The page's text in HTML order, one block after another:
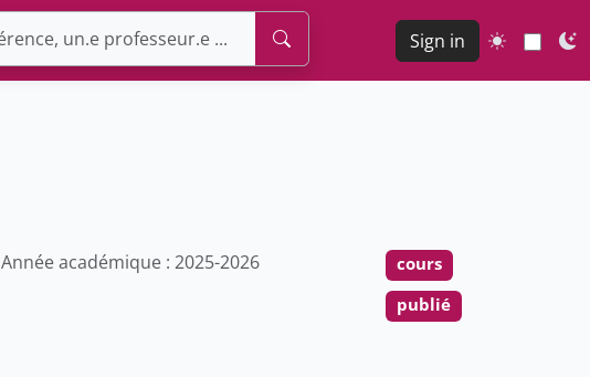
Sign in
Année académique : 2025-2026
cours
publié